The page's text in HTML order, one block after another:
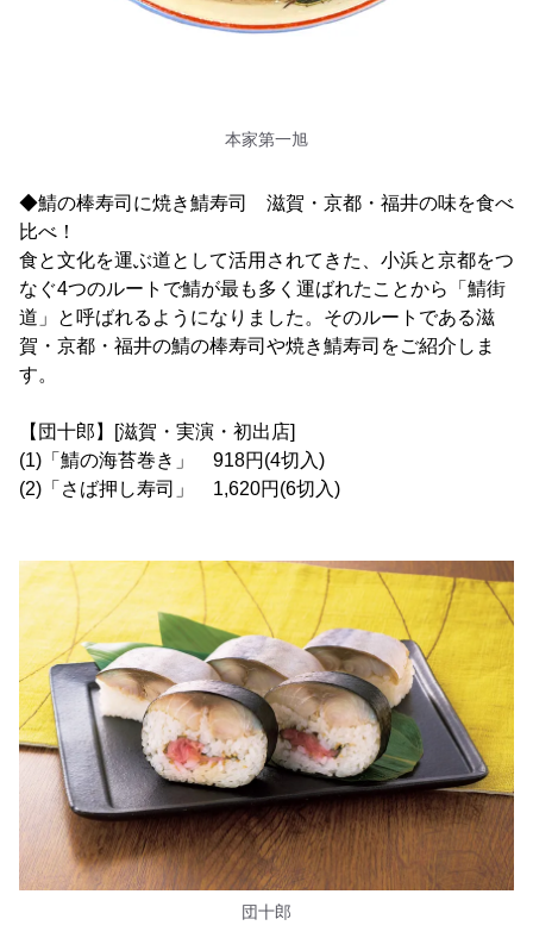
本家第一旭
◆鯖の棒寿司に焼き鯖寿司 滋賀・京都・福井の味を食べ
比べ！
食と文化を運ぶ道として活用されてきた、小浜と京都をつ
なぐ4つのルートで鯖が最も多く運ばれたことから「鯖街
道」と呼ばれるようになりました。そのルートである滋
賀・京都・福井の鯖の棒寿司や焼き鯖寿司をご紹介しま
す。
【団十郎】[滋賀・実演・初出店]
(1)「鯖の海苔巻き」 918円(4切入)
(2)「さば押し寿司」 1,620円(6切入)
団十郎